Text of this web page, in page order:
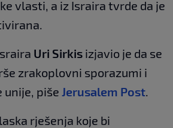
vlasti, a iz Israira tvrde da je
Uri Sirkis izjavio je da se
zrakoplovni sporazumi i
unije, piše Jerusalem Post
rješenja koje bi